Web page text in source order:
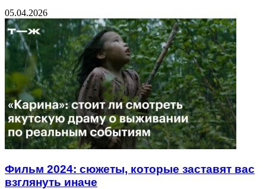
05.04.2026
Фильм 2024: сюжеты, которые заставят вас
взглянуть иначе